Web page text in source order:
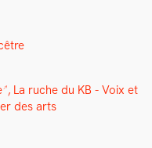
, La ruche du KB -Voix et
des arts